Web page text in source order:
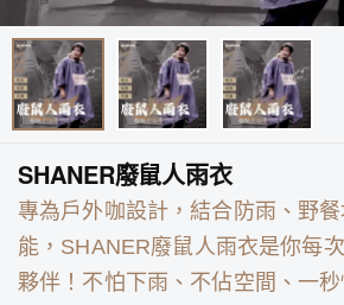
SHANER廢鼠人雨衣
專為戶外咖設計，結合防雨、野
能，SHANER廢鼠人雨衣是你每
夥伴！不怕下雨、不佔空間、一秒